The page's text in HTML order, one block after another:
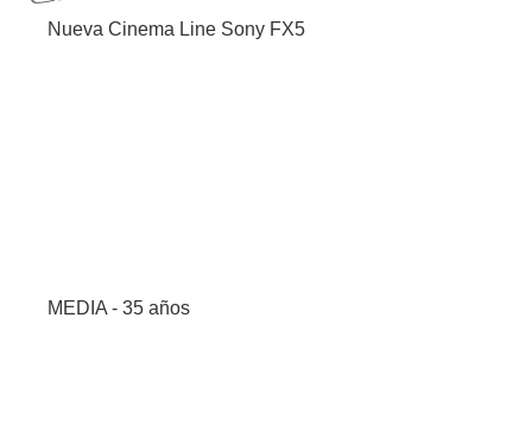
Nueva Cinema Line Sony FX5
MEDIA - 35 años